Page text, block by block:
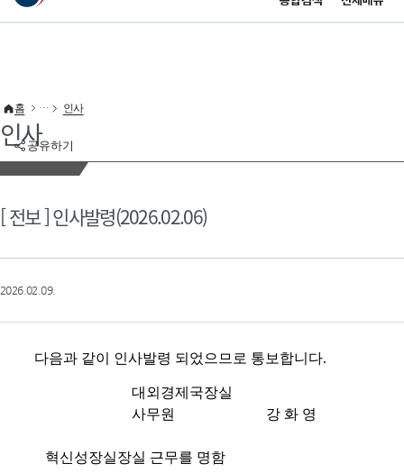
이 누리집은 대한민국 공식 전자정부 누리집입니다.
공유하기
홈 인사
인사
[ 전보 ] 인사발령(2026.02.06)
2026.02.09.